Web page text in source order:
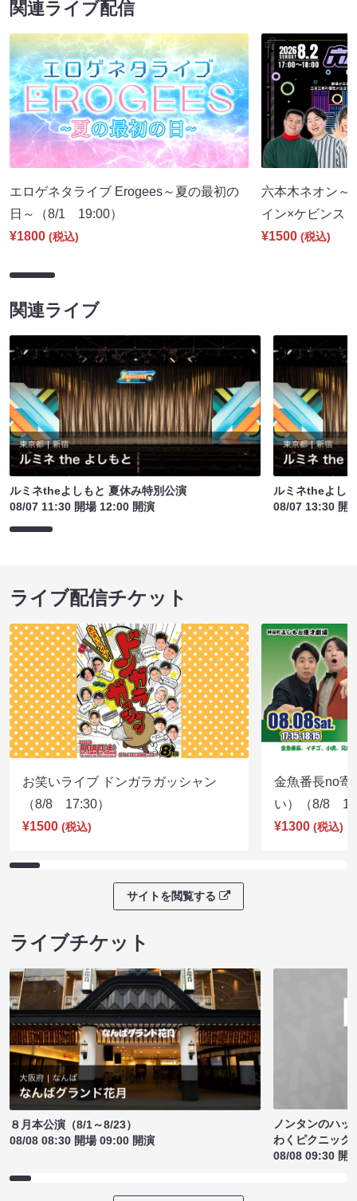
関連ライブ配信
エロゲネタライブ Erogees～夏の最初の
日～（8/1 19:00）
¥1800 (税込)
六本木ネオン～
イン×ケビンス
¥1500 (税込)
関連ライブ
ルミネtheよしもと 夏休み特別公演
08/07 11:30 開場 12:00 開演
ルミネtheよし
08/07 13:30 開
ライブ配信チケット
お笑いライブ ドンガラガッシャン
（8/8 17:30）
¥1500 (税込)
金魚番長no寄
い）（8/8
¥1300 (税込)
サイトを閲覧する
ライブチケット
８月本公演（8/1～8/23）
08/08 08:30 開場 09:00 開演
ノンタンのハッ
わくピクニック
08/08 09:30 開